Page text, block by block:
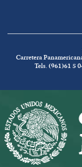
Carretera
Tels. (961)61 5